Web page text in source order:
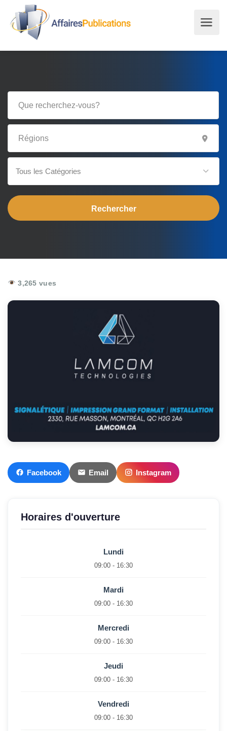
Tous les Catégories
3,265 vues
Facebook Email Instagram
Horaires d'ouverture
Lundi
09:00 - 16:30
Mardi
09:00 - 16:30
Mercredi
09:00 - 16:30
Jeudi
09:00 - 16:30
Vendredi
09:00 - 16:30